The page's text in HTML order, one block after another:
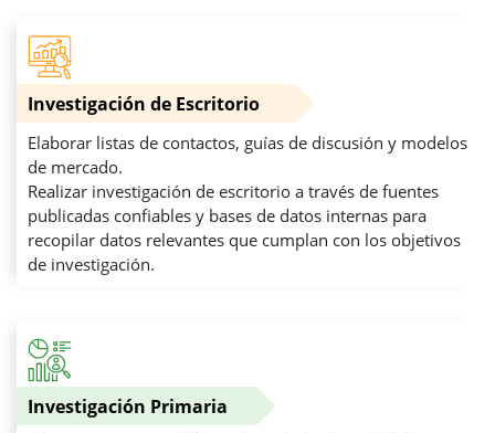
Investigación de Escritorio
Elaborar listas de contactos, guías de discusión y modelos
de mercado.
Realizar investigación de escritorio a través de fuentes
publicadas confiables y bases de datos internas para
recopilar datos relevantes que cumplan con los objetivos
de investigación.
Investigación Primaria